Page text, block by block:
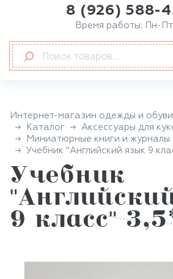
8 (926) 588-
Время работы: Пн-Пт
Интернет-магазин одежды и обуви
Каталог
Аксессуары для
Миниатюрные книги и журналы
Учебник "Английский язык 9
Учебник
9 класс"